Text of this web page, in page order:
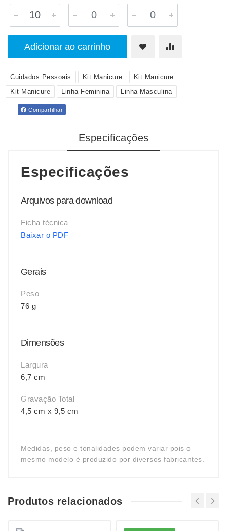
Adicionar ao carrinho
Cuidados Pessoais Kit Manicure
Kit Manicure
Kit Manicure
Linha Feminina Linha Masculina
Compartilhar
Especificações
Especificações
Arquivos para download
Ficha técnica
Baixar o PDF
Gerais
Peso
76 g
Dimensões
Largura
6,7 cm
Gravação Total
4,5 cm x 9,5 cm
Medidas, peso e tonalidades podem variar pois o
mesmo modelo é produzido por diversos fabricantes.
Produtos relacionados